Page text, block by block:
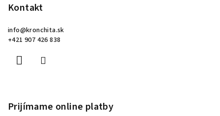
Kontakt
info@kronchita.sk
+421 907 426 838
Prijímame online platby